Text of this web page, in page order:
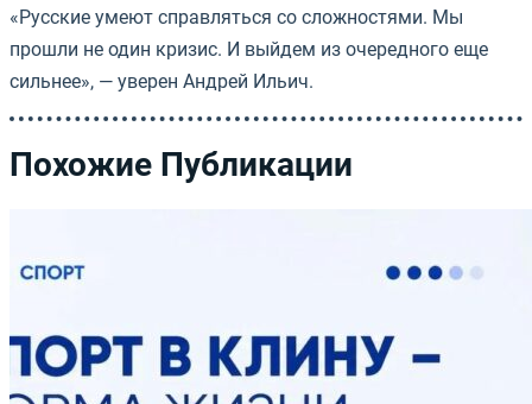
«Русские умеют справляться со сложностями. Мы
прошли не один кризис. И выйдем из очередного еще
сильнее», — уверен Андрей Ильич.
Похожие Публикации